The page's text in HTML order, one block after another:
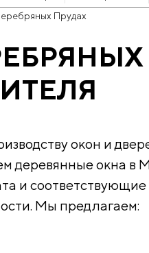
Прудах
окон и
деревянные окна в
и
Мы предлагаем: